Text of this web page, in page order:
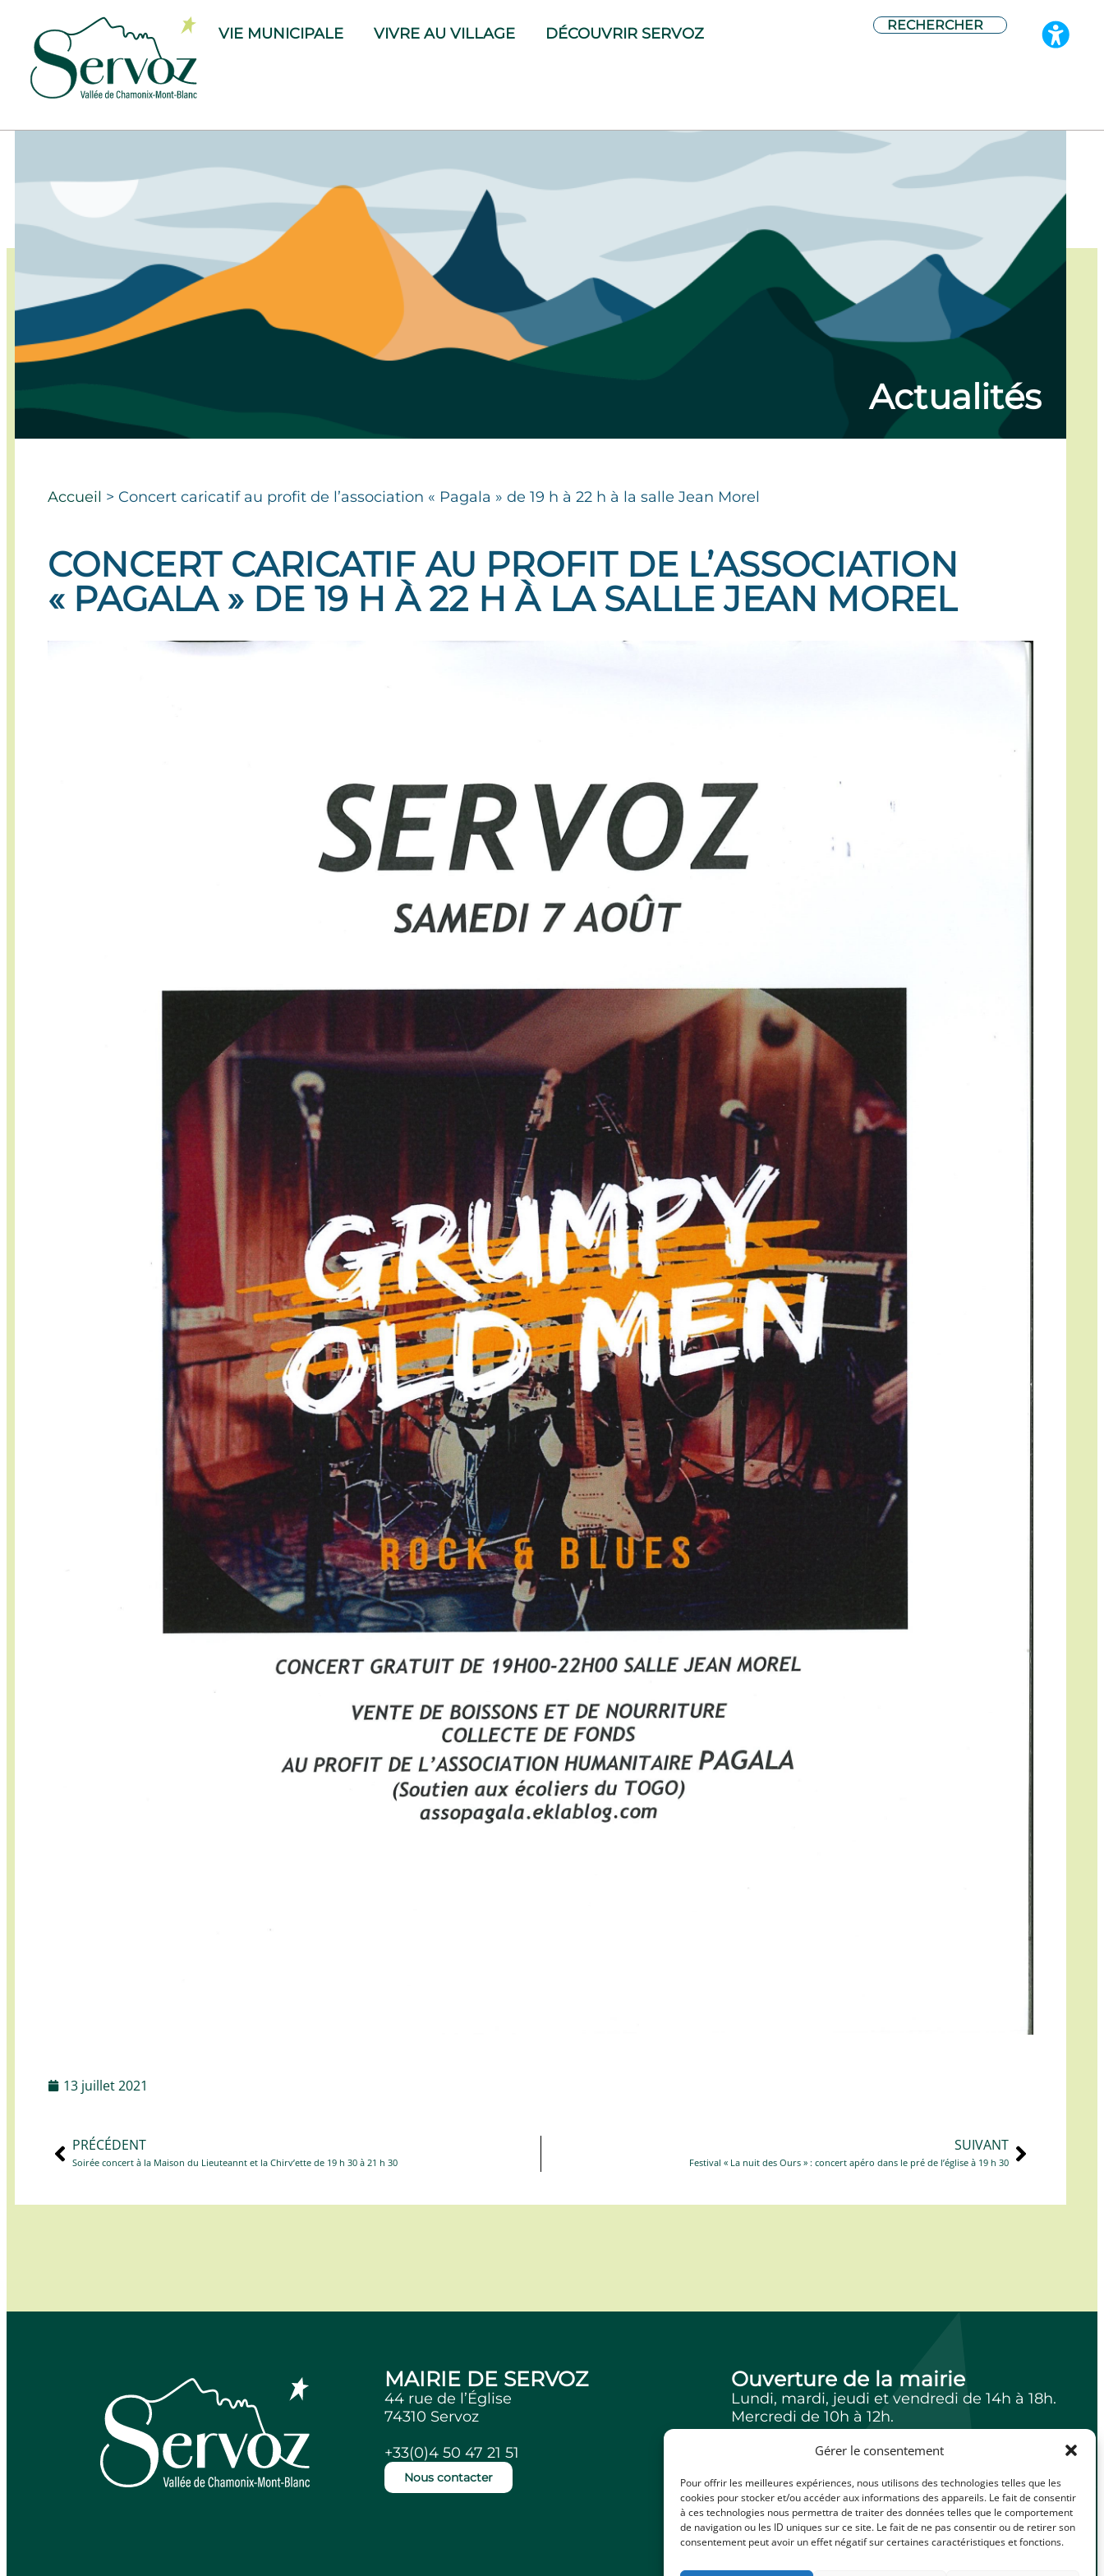
Gérer le consentement
Pour offrir les meilleures expériences, nous utilisons des technologies telles que les
cookies pour stocker et/ou accéder aux informations des appareils. Le fait de consentir
à ces technologies nous permettra de traiter des données telles que le comportement
de navigation ou les ID uniques sur ce site. Le fait de ne pas consentir ou de retirer son
consentement peut avoir un effet négatif sur certaines caractéristiques et fonctions.
VIE MUNICIPALE VIVRE AU VILLAGE DÉCOUVRIR SERVOZ
Actualités
Accueil > Concert caricatif au profit de l’association « Pagala » de 19 h à 22 h à la salle Jean Morel
CONCERT CARICATIF AU PROFIT DE L’ASSOCIATION
« PAGALA » DE 19 H À 22 H À LA SALLE JEAN MOREL
13 juillet 2021
PRÉCÉDENT
Soirée concert à la Maison du Lieuteannt et la Chirv’ette de 19 h 30 à 21 h 30
SUIVANT
Festival « La nuit des Ours » : concert apéro dans le pré de l’église à 19 h 30
MAIRIE DE SERVOZ
44 rue de l’Église
74310 Servoz
+33(0)4 50 47 21 51
Nous contacter
Ouverture de la mairie
Lundi, mardi, jeudi et vendredi de 14h à 18h.
Mercredi de 10h à 12h.
facebookIlliwap